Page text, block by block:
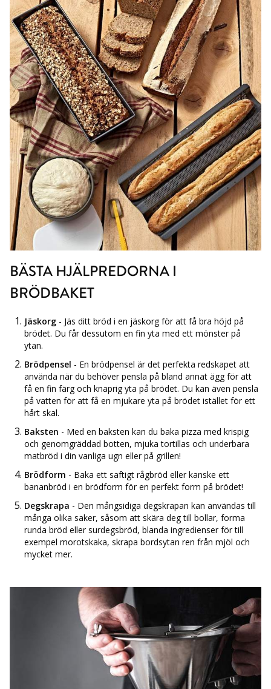
BÄSTA HJÄLPREDORNA I
BRÖDBAKET
Jäskorg - Jäs ditt bröd i en jäskorg för att få bra höjd på
brödet. Du får dessutom en fin yta med ett mönster på
ytan.
Brödpensel - En brödpensel är det perfekta redskapet att
använda när du behöver pensla på bland annat ägg för att
få en fin färg och knaprig yta på brödet. Du kan även pensla
på vatten för att få en mjukare yta på brödet istället för ett
hårt skal.
Baksten - Med en baksten kan du baka pizza med krispig
och genomgräddad botten, mjuka tortillas och underbara
matbröd i din vanliga ugn eller på grillen!
Brödform - Baka ett saftigt rågbröd eller kanske ett
bananbröd i en brödform för en perfekt form på brödet!
Degskrapa - Den mångsidiga degskrapan kan användas till
många olika saker, såsom att skära deg till bollar, forma
runda bröd eller surdegsbröd, blanda ingredienser för till
exempel morotskaka, skrapa bordsytan ren från mjöl och
mycket mer.